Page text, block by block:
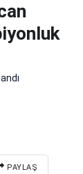
PAYLAŞ